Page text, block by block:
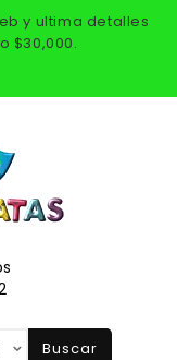
y ultima detalles
$30,000.
Buscar